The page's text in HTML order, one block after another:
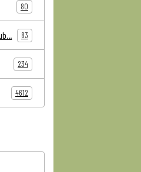
80
83
234
4612